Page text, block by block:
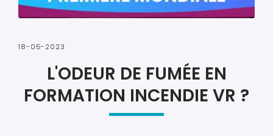
18-05-2023
L'ODEUR DE FUMÉE EN
FORMATION INCENDIE VR ?